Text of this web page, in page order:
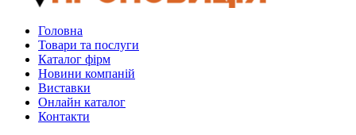
Головна
Товари та послуги
Каталог фірм
Новини компаній
Виставки
Онлайн каталог
Контакти